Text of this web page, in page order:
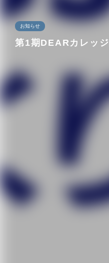
お知らせ
第1期DEARカレッ